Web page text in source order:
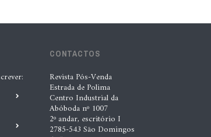
procura ajudar os seus
a identificar oportunidades
melhoria ao longo de todo o
de reparação””, Tiago
CONTACTOS
Revista Pós-Venda
Estrada de Polima
Centro Industrial da
Abóboda nº 1007
2º andar, escritório I
2785-543 São Domingos